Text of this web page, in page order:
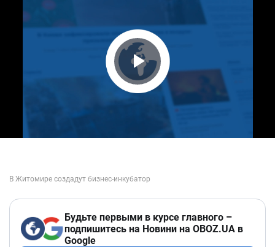
Play Video
Будьте первыми в курсе главного –
подпишитесь на Новини на OBOZ.UA в
Google